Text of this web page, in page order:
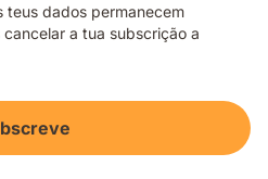
teus dados permanecem
a tua subscrição a